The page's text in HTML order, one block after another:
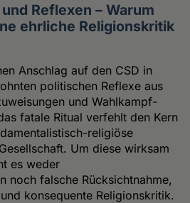
Reflexen – Warum
ehrliche Religionskritik
Anschlag auf den CSD in
politischen Reflexe aus
und Wahlkampf-
fatale Ritual verfehlt den Kern
religiöse
Um diese wirksam
es weder
noch falsche Rücksichtnahme,
konsequente Religionskritik.